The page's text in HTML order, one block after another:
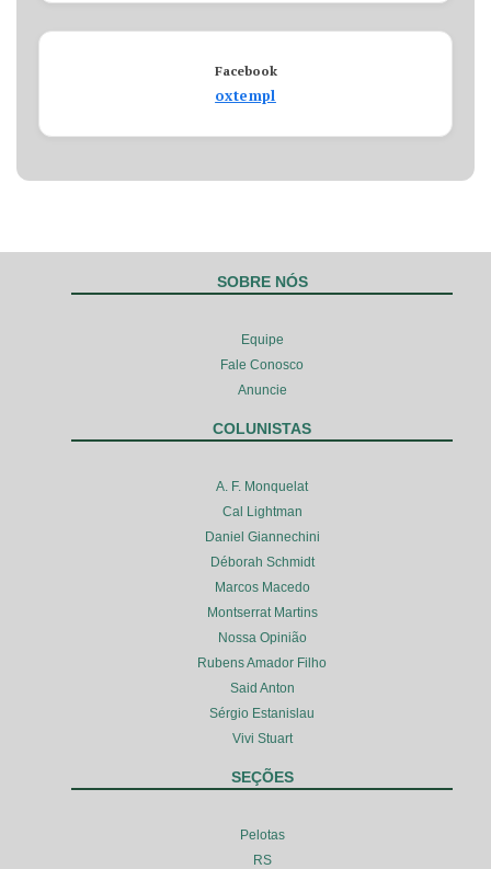
Facebook
oxtempl
SOBRE NÓS
Equipe
Fale Conosco
Anuncie
COLUNISTAS
A. F. Monquelat
Cal Lightman
Daniel Giannechini
Déborah Schmidt
Marcos Macedo
Montserrat Martins
Nossa Opinião
Rubens Amador Filho
Said Anton
Sérgio Estanislau
Vivi Stuart
SEÇÕES
Pelotas
RS